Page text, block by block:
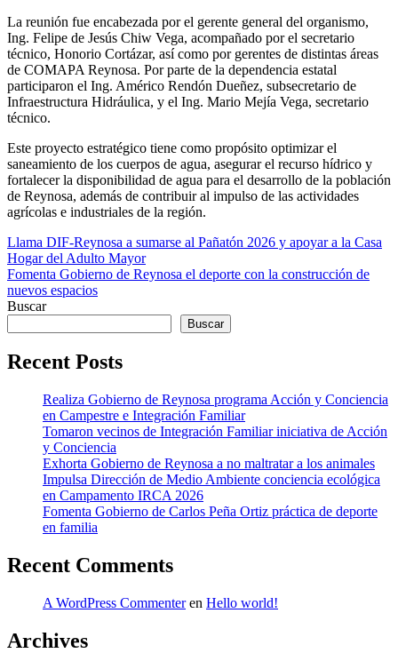
La reunión fue encabezada por el gerente general del organismo,
Ing. Felipe de Jesús Chiw Vega, acompañado por el secretario
técnico, Honorio Cortázar, así como por gerentes de distintas áreas
de COMAPA Reynosa. Por parte de la dependencia estatal
participaron el Ing. Américo Rendón Dueñez, subsecretario de
Infraestructura Hidráulica, y el Ing. Mario Mejía Vega, secretario
técnico.
Este proyecto estratégico tiene como propósito optimizar el
saneamiento de los cuerpos de agua, asegurar el recurso hídrico y
fortalecer la disponibilidad de agua para el desarrollo de la población
de Reynosa, además de contribuir al impulso de las actividades
agrícolas e industriales de la región.
Navegación
de
entradas
Llama DIF-Reynosa a sumarse al Pañatón 2026 y apoyar a la Casa
Hogar del Adulto Mayor
Fomenta Gobierno de Reynosa el deporte con la construcción de
nuevos espacios
Buscar
Buscar
Recent Posts
Realiza Gobierno de Reynosa programa Acción y Conciencia
en Campestre e Integración Familiar
Tomaron vecinos de Integración Familiar iniciativa de Acción
y Conciencia
Exhorta Gobierno de Reynosa a no maltratar a los animales
Impulsa Dirección de Medio Ambiente conciencia ecológica
en Campamento IRCA 2026
Fomenta Gobierno de Carlos Peña Ortiz práctica de deporte
en familia
Recent Comments
A WordPress Commenteren Hello world!
Archives